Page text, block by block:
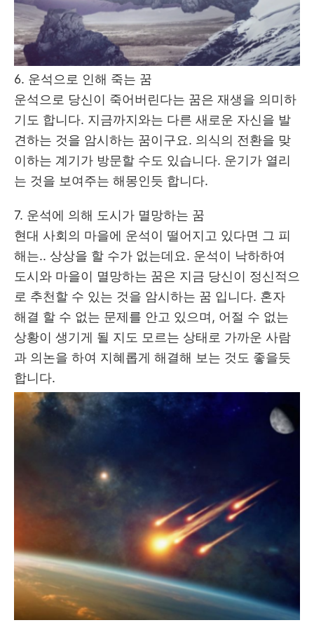
6. 운석으로 인해 죽는 꿈
운석으로 당신이 죽어버린다는 꿈은 재생을 의미하
기도 합니다. 지금까지와는 다른 새로운 자신을 발
견하는 것을 암시하는 꿈이구요. 의식의 전환을 맞
이하는 계기가 방문할 수도 있습니다. 운기가 열리
는 것을 보여주는 해몽인듯 합니다.
7. 운석에 의해 도시가 멸망하는 꿈
현대 사회의 마을에 운석이 떨어지고 있다면 그 피
해는.. 상상을 할 수가 없는데요. 운석이 낙하하여
도시와 마을이 멸망하는 꿈은 지금 당신이 정신적으
로 추천할 수 있는 것을 암시하는 꿈 입니다. 혼자
해결 할 수 없는 문제를 안고 있으며, 어절 수 없는
상황이 생기게 될 지도 모르는 상태로 가까운 사람
과 의논을 하여 지혜롭게 해결해 보는 것도 좋을듯
합니다.